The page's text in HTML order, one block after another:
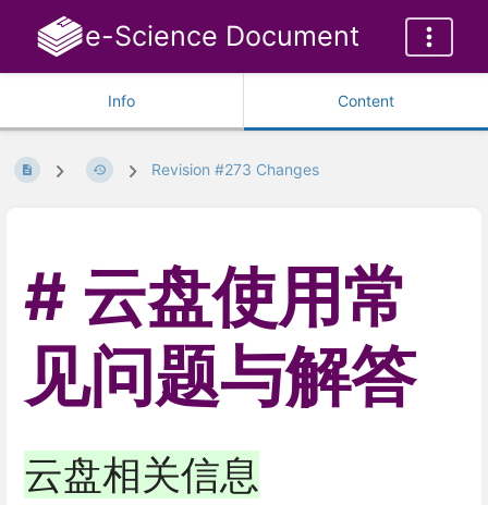
e-Science Document
Info Content
Revision #273 Changes
云盘使用常
见问题与解答
云盘相关信息